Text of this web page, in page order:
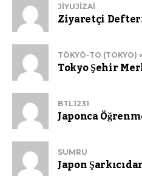
JIYUJIZAI
Ziyaretçi
TŌKYŌ-TO (TOKYO)
Tokyo Şehir
BTL1231
Japonca
SUMRU
Japon